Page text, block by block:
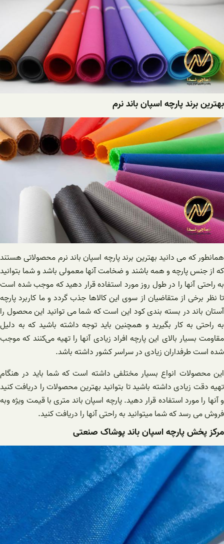
بهترین برند پارچه اسپان باند نرم
همانطور که می دانید بهترین برند پارچه اسپان باند نرم محصولاتی هستند
که از جنس پارچه و همه باشند و ضخامت آنها معمولی باشد و شما بتوانید
به راحتی آنها را در طول روز مورد استفاده قرار دهید که موجب شده است
تا نظر برخی از متقاضیان از سوی این کالاها جذب گردد و ما کاربرد پارچه
آستان باند در بسته بندی کود این است که شما می توانید این محصول را
به راحتی به کار بگیرید و همچنین باید توجه داشته باشید که به دلیل
مقاومت بسیار بالای این پارچه افراد زیادی آنها را تهیه می‌کنند که موجب
شده است طرفداران زیادی در سراسر کشور داشته باشد.
این محصولات انواع بسیار مختلفی داشته است که شما باید در هنگام
تهیه دقت زیادی داشته باشید تا بتوانید بهترین محصولات را دریافت کنید
و آنها را مورد استفاده قرار دهید. پارچه اسپان باند متری با قیمت ویژه وبه
فروش می رسد که شما میتوانید به راحتی آنها را دریافت کنید.
مرکز پخش پارچه اسپان باند پوشاک صنعتی